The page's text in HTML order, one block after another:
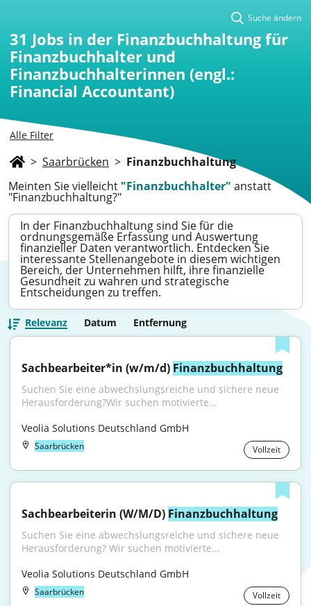
Alle Filter
Suche ändern
31 Jobs in der Finanzbuchhaltung für
Finanzbuchhalter und
Finanzbuchhalterinnen (engl.:
Financial Accountant)
> Saarbrücken > Finanzbuchhaltung
Meinten Sie vielleicht "Finanzbuchhalter" anstatt
"Finanzbuchhaltung?"
In der Finanzbuchhaltung sind Sie für die
ordnungsgemäße Erfassung und Auswertung
finanzieller Daten verantwortlich. Entdecken Sie
interessante Stellenangebote in diesem wichtigen
Bereich, der Unternehmen hilft, ihre finanzielle
Gesundheit zu wahren und strategische
Entscheidungen zu treffen.
Relevanz Datum Entfernung
Sachbearbeiter*in (w/m/d) Finanzbuchhaltung
Suchen Sie eine abwechslungsreiche und sichere neue
Herausforderung?Wir suchen motivierte...
Veolia Solutions Deutschland GmbH
Saarbrücken Vollzeit
Sachbearbeiterin (W/M/D) Finanzbuchhaltung
Suchen Sie eine abwechslungsreiche und sichere neue
Herausforderung? Wir suchen motivierte...
Veolia Solutions Deutschland GmbH
Saarbrücken Vollzeit